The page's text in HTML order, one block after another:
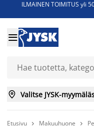
ILMAINEN TOIMITUS yli

 Valitse JYSK-
Etusivu  Makuuhuone 